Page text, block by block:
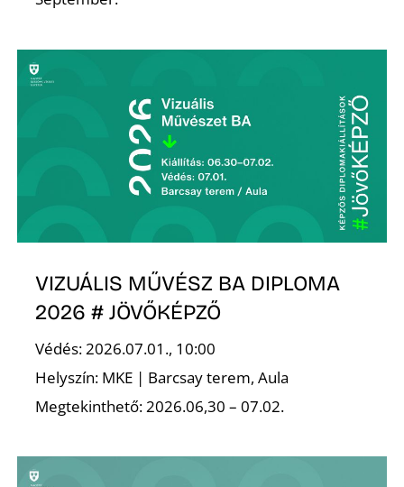
VIZUÁLIS MŰVÉSZ BA DIPLOMA
2026 # JÖVŐKÉPZŐ
Védés: 2026.07.01., 10:00
Helyszín: MKE | Barcsay terem, Aula
Megtekinthető: 2026.06,30 – 07.02.